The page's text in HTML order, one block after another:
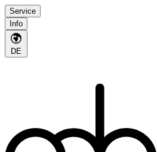
Service
Info
DE